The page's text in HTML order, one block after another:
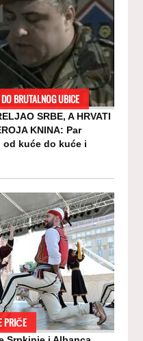
BRUTALNOG UBICE
SRBE, A HRVATI
KNINA: Par
kuće do kuće i
PRIČE